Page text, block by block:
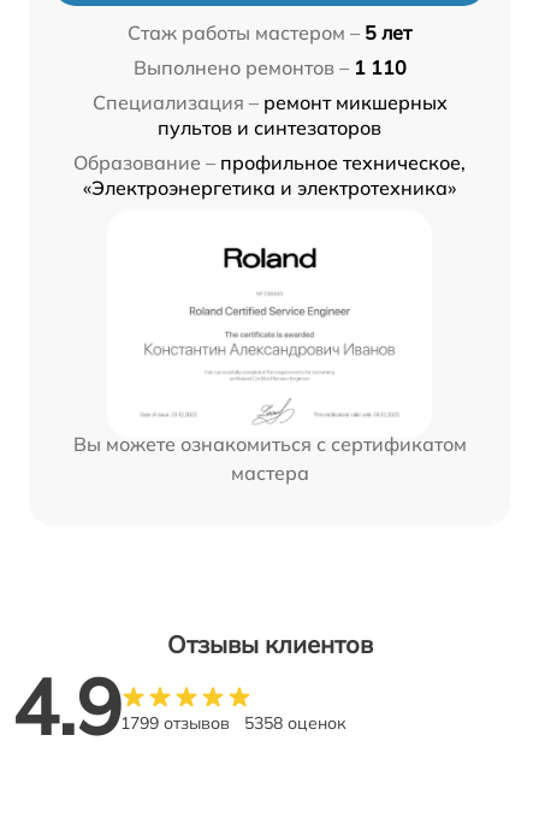
Стаж работы мастером – 5 лет
Выполнено ремонтов – 1 110
Специализация – ремонт микшерных
пультов и синтезаторов
Образование – профильное техническое,
«Электроэнергетика и электротехника»
Вы можете ознакомиться с сертификатом
мастера
Отзывы клиентов
4.91799 отзывов 5358 оценок